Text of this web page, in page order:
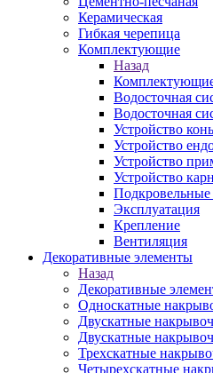
Керамическая
Гибкая черепица
Комплектующие
Назад
Водосточная
Водосточная
Устройство
Устройство
Устройство
Устройство
Подкровельные
Эксплуатация
Крепление
Вентиляция
Декоративные элементы
Назад
Декоративные
Односкатные
Двускатные
Двускатные
Трехскатные
Четырехскатные